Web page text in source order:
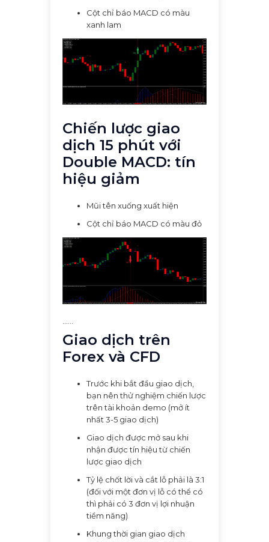
Cột chỉ báo MACD có màu
xanh lam
Chiến lược giao
dịch 15 phút với
Double MACD: tín
hiệu giảm
Mũi tên xuống xuất hiện
Cột chỉ báo MACD có màu đỏ
Giao dịch trên
Forex và CFD
Trước khi bắt đầu giao dịch,
bạn nên thử nghiệm chiến lược
trên tài khoản demo (mở ít
nhất 3-5 giao dịch)
Giao dịch được mở sau khi
nhận được tín hiệu từ chiến
lược giao dịch
Tỷ lệ chốt lời và cắt lỗ phải là 3:1
(đối với một đơn vị lỗ có thể có
thì phải có 3 đơn vị lợi nhuận
tiềm năng)
Khung thời gian giao dịch